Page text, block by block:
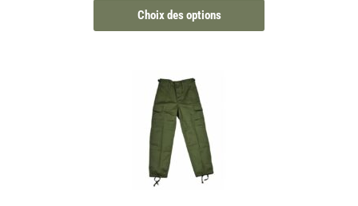
Choix des options